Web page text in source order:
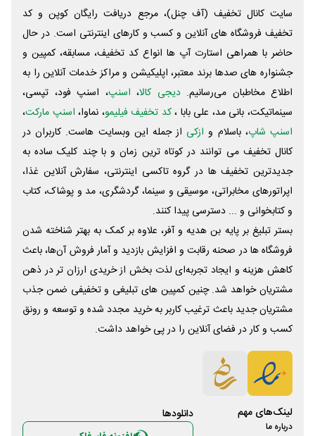
سایت کانال تخفیف (آف چنل)، مرجع دریافت رایگان کوپن و کد
تخفیف فروشگاه های آنلاین و کسب و‌ کارهای اینترنتی است. در حال
حاضر با همراهی استارت آپ ها انواع کد تخفیف، مسابقه، کمپین و
جشنواره های صدها برند معتبر، اپلیکیشن و مراکز خدمات آنلاین را به
اطلاع مخاطبان می‌رسانیم. دیجی کالا، اسنپ، اسنپ فود، تپسی،
سینماتیکت، بانی مد، علی‌ بابا ،کد تخفیف فیلیمو، نماوا، اسنپ مارکت،
اسنپ شاپ، باسلام و ازکی از جمله این وبسایت ‌هاست. کاربران در
کانال تخفیف می توانند در کوتاه ترین زمان و با چند کلیک ساده به
جدیدترین تخفیف ها در گروه تاکسی اینترنتی، سفارش آنلاین غذا،
اپراتورهای مخابراتی، موسیقی و سینما، گردشگری، مد و پوشاک، کتاب
و کتابخوانی و ... دسترسی پیدا کنند.
بستر تبلیغ بر پایه بن هدیه و آفر، علاوه بر کمک به بهتر شناخته شدن
فروشگاه ها در صحنه رقابت و افزایش بازدید و آمار فروش آن‌ها، باعث
کاهش هزینه و ایجاد تجربه‌ای لذت بخش از خریدی ارزان تر در ذهن
مشتریان خواهد شد. چنین کمپین های تبلیغی و تخفیفی ضمن جذب
مشتریان جدید باعث ترغیب کاربر به خرید مجدد شده و توسعه و رونق
کسب و کار در فضای آنلاین را در پی خواهد داشت.
لینک‌های مهم
درباره ما
دانلود‌ها